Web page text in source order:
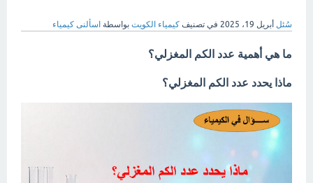
سُئل أبريل 19، 2025 في تصنيف كيمياء الكويت بواسطة اسألنى كيمياء
ما هي أهمية عدد الكم المغزلي؟
ماذا يحدد عدد الكم المغزلي؟